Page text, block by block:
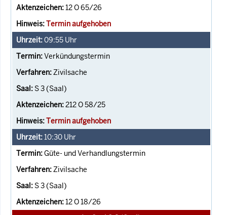
12 O 65/26
Termin aufgehoben
09:55 Uhr
Verkündungstermin
Zivilsache
S 3 (Saal)
212 O 58/25
Termin aufgehoben
10:30 Uhr
Güte- und Verhandlungstermin
Zivilsache
S 3 (Saal)
12 O 18/26